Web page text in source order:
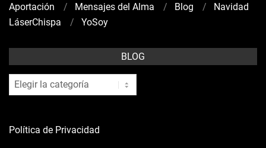
Aportación Mensajes del Alma Blog
Navidad
LáserChispa
YoSoy
BLOG
blog
Política de Privacidad